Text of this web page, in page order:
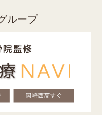
ループ